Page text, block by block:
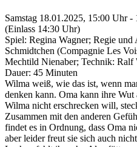
Samstag 18.01.2025, 15:00 Uhr -
(Einlass 14:30 Uhr)
Spiel: Regina Wagner; Regie und
Schmidtchen (Compagnie Les
Mechtild Nienaber; Technik: Ralf
Dauer: 45 Minuten
Wilma weiß, wie das ist, wenn
denken kann. Oma kann ihre
Wilma nicht erschrecken will,
Zusammen mit den anderen
findet es in Ordnung, dass Oma
aber leider freut sie sich auch